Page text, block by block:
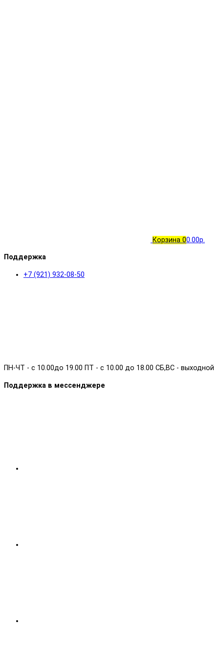
Корзина 00.00р.
Поддержка
+7 (921) 932-08-50
ПН-ЧТ - с 10.00до 19.00 ПТ - с 10.00 до 18.00 СБ,ВС - выходной
Поддержка в мессенджере